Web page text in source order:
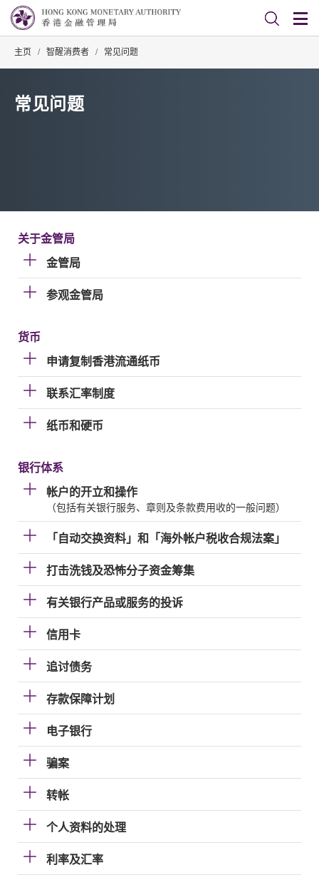
主页 / 智醒消费者 / 常见问题
常见问题
关于金管局
金管局
参观金管局
货币
申请复制香港流通纸币
联系汇率制度
纸币和硬币
银行体系
帐户的开立和操作
（包括有关银行服务、章则及条款费用收的一般问题）
「自动交换资料」和「海外帐户税收合规法案」
打击洗钱及恐怖分子资金筹集
有关银行产品或服务的投诉
信用卡
追讨债务
存款保障计划
电子银行
骗案
转帐
个人资料的处理
利率及汇率